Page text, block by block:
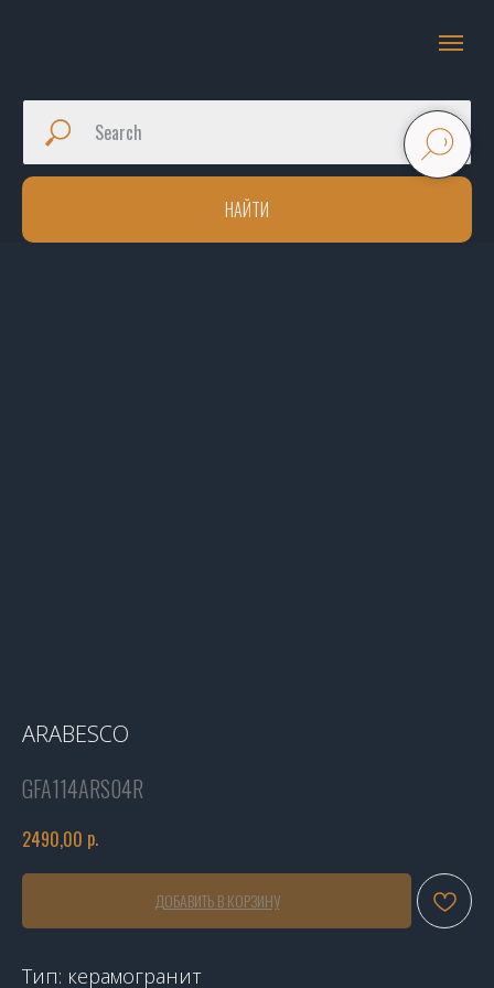
НАЙТИ
ARABESCO
GFA114ARS04R
2490,00 р.
ДОБАВИТЬ В КОРЗИНУ
Тип: керамогранит